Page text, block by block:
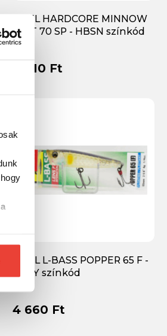
DUEL HARDCORE MINNOW
FLAT 70 SP - HBSN színkód
7 010 Ft
DUEL L-BASS POPPER 65 F -
GSAY színkód
4 660 Ft